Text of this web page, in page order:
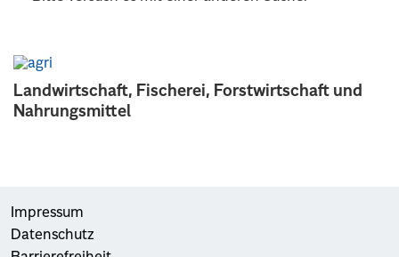
Landwirtschaft, Fischerei, Forstwirtschaft und
Nahrungsmittel
Impressum
Datenschutz